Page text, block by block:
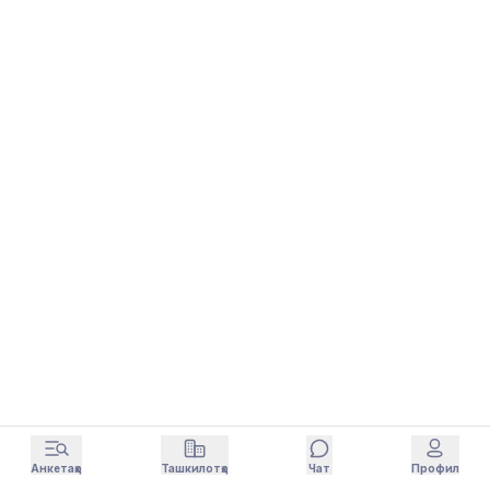
Анкетаҳо Ташкилотҳо Чат Профил